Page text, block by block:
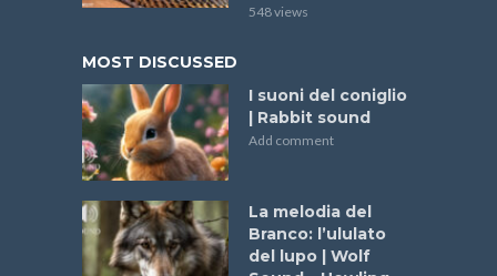
548 views
MOST DISCUSSED
I suoni del coniglio
| Rabbit sound
Add comment
La melodia del
Branco: l’ululato
del lupo | Wolf